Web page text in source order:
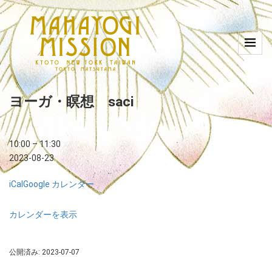
ヨーガ・瞑想 saci
10:00 –11:30
2023-08-23
iCal Google カレンダー
カレンダーを表示
公開済み: 2023-07-07